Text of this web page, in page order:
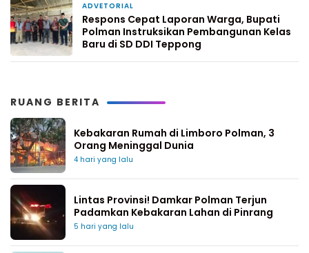
ADVETORIAL
Respons Cepat Laporan Warga, Bupati
Polman Instruksikan Pembangunan Kelas
Baru di SD DDI Teppong
RUANG BERITA
Kebakaran Rumah di Limboro Polman, 3
Orang Meninggal Dunia
4 hari yang lalu
Lintas Provinsi! Damkar Polman Terjun
Padamkan Kebakaran Lahan di Pinrang
5 hari yang lalu